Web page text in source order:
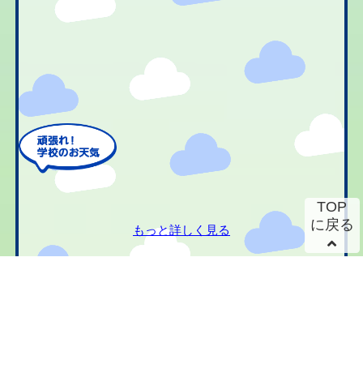
もっと詳しく見る
TOP
に戻る